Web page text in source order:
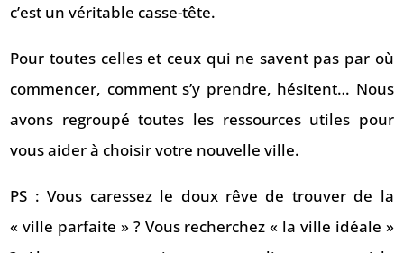
c’est un véritable casse-tête.
Pour toutes celles et ceux qui ne savent pas par où
commencer, comment s’y prendre, hésitent… Nous
avons regroupé toutes les ressources utiles pour
vous aider à choisir votre nouvelle ville.
PS : Vous caressez le doux rêve de trouver de la
« ville parfaite » ? Vous recherchez « la ville idéale »